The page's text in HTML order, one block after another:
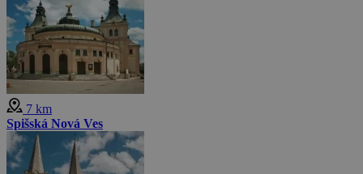
7 km
Spišská Nová Ves